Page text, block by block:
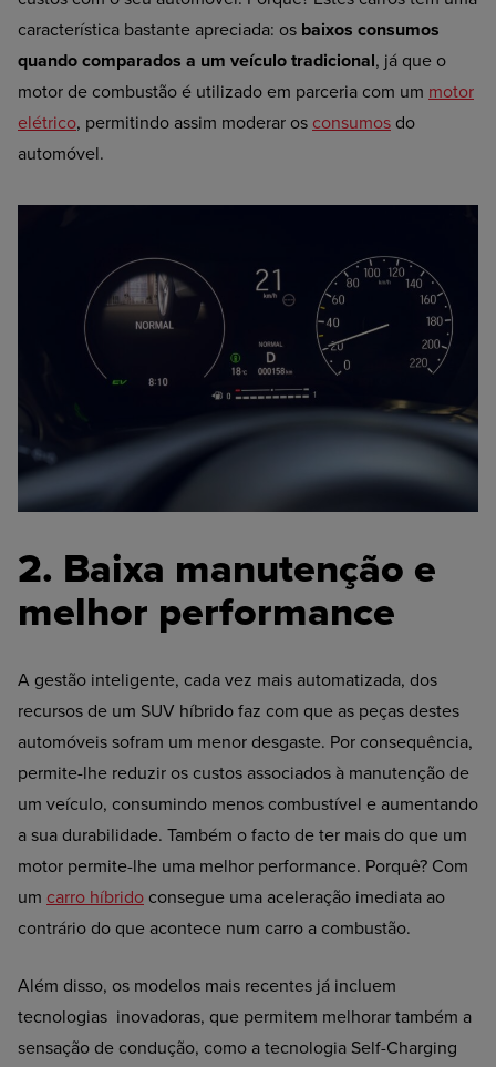
característica bastante apreciada: os baixos consumos
quando comparados a um veículo tradicional, já que o
motor de combustão é utilizado em parceria com um motor
elétrico, permitindo assim moderar os consumos do
automóvel.
2. Baixa manutenção e
melhor performance
A gestão inteligente, cada vez mais automatizada, dos
recursos de um SUV híbrido faz com que as peças destes
automóveis sofram um menor desgaste. Por consequência,
permite-lhe reduzir os custos associados à manutenção de
um veículo, consumindo menos combustível e aumentando
a sua durabilidade. Também o facto de ter mais do que um
motor permite-lhe uma melhor performance. Porquê? Com
um carro híbrido consegue uma aceleração imediata ao
contrário do que acontece num carro a combustão.
Além disso, os modelos mais recentes já incluem
tecnologias inovadoras, que permitem melhorar também a
sensação de condução, como a tecnologia Self-Charging